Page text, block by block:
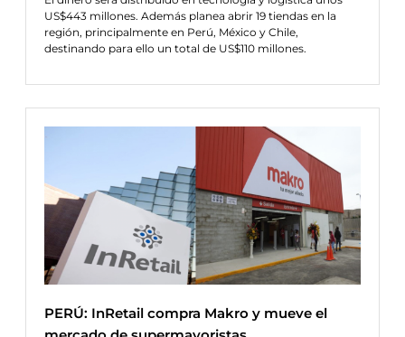
US$443 millones. Además planea abrir 19 tiendas en la
región, principalmente en Perú, México y Chile,
destinando para ello un total de US$110 millones.
PERÚ: InRetail compra Makro y mueve el